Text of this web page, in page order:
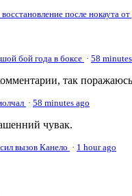
после нокаута
бой года в боксе · 58
так
· 58 minutes ago
чувак.
вызов Канело · 1 hour ago